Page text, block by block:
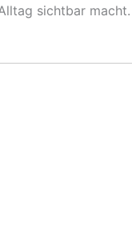
sichtbar macht.